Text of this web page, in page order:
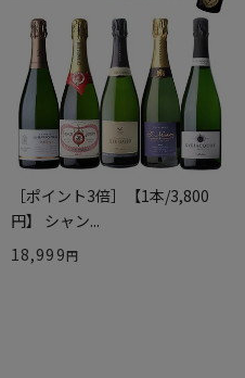
［ポイント3倍］【1本/3,800
円】 シャン...
18,999